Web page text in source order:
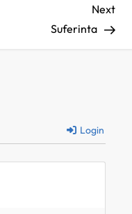
Next
Post
Next
Suferinta
Login